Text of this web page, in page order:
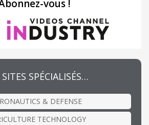
vous !
SPÉCIALISÉS…
& DEFENSE
TECHNOLOGY